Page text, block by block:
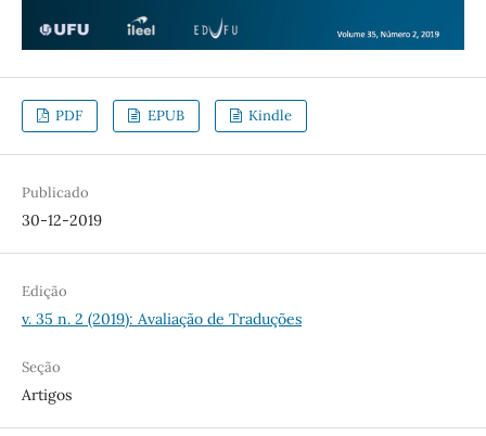
PDF EPUB Kindle
Publicado
30-12-2019
Edição
v. 35 n. 2 (2019): Avaliação de Traduções
Seção
Artigos